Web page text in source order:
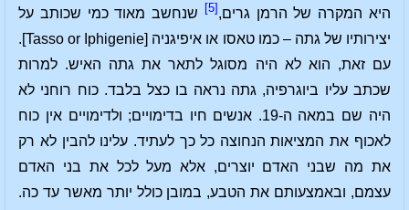
היא המקרה של הרמן גרים, [5]
שנחשב מאוד כמי שכותב על
יצירותיו של גתה – כמו טאסו או איפיגניה [Tasso or Iphigenie].
עם זאת, הוא לא היה מסוגל לתאר את גתה האיש. למרות
שכתב עליו ביוגרפיה, גתה נראה בו כצל בלבד. כוח רוחני לא
היה שם במאה ה-19. אנשים חיו בדימויים; ולדימויים אין כוח
לאכוף את המציאות הנחוצה כל כך לעתיד. עלינו להבין לא רק
את מה שבני האדם יוצרים, אלא מעל לכל את בני האדם
עצמם, ובאמצעותם את הטבע, במובן כולל יותר מאשר עד כה.